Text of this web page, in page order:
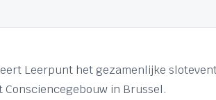
Leerpunt het gezamenlijke
in Brussel.